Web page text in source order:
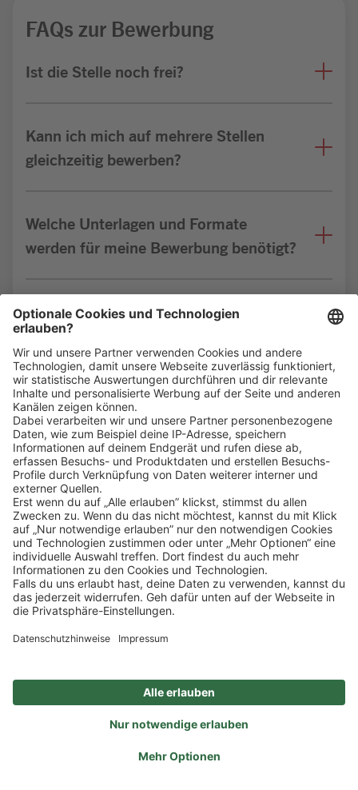
FAQs zur Bewerbung
Ist die Stelle noch frei?
Kann ich mich auf mehrere Stellen
gleichzeitig bewerben?
Welche Unterlagen und Formate
werden für meine Bewerbung benötigt?
Bin ich für die Stelle geeignet?
Klickehier, um alle offenen Jobs zu sehen.
Impressum Datenschutz
Privatsphäre-Einstellungen
FAQ
Veranstaltungen
Sitemap